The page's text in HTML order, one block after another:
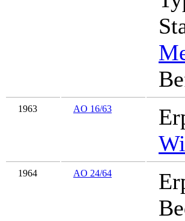
1963 AO 16/63
1964 AO 24/64